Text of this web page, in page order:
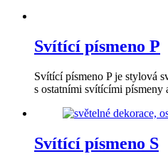
Svítící písmeno P
Svítící písmeno P je stylová
s ostatními svítícími písmeny
Svítící písmeno S